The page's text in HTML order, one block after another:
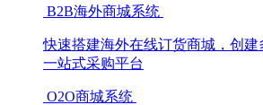
B2B海外商城系统
快速搭建海外在线订货商城，创建
一站式采购平台
O2O商城系统